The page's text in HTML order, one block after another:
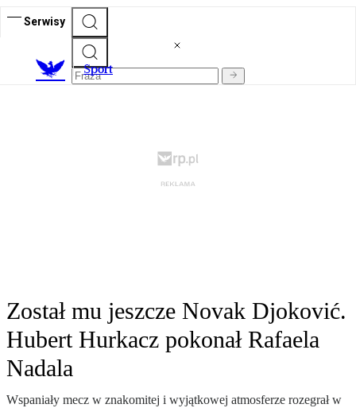
Serwisy
Sport
Został mu jeszcze Novak Djoković.
Hubert Hurkacz pokonał Rafaela
Nadala
Wspaniały mecz w znakomitej i wyjątkowej atmosferze rozegrał w